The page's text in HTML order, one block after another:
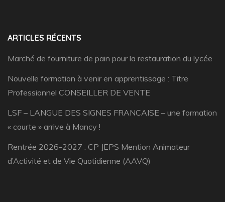
ARTICLES RÉCENTS
Marché de fourniture de pain pour la restauration du lycée
Nouvelle formation à venir en apprentissage : Titre
Professionnel CONSEILLER DE VENTE
LSF – LANGUE DES SIGNES FRANCAISE – une formation
« courte » arrive à Mancy !
Rentrée 2026-2027 : CP JEPS Mention Animateur
d’Activité et de Vie Quotidienne (AAVQ)